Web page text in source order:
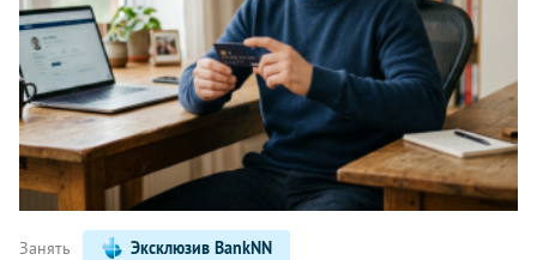
Занять Эксклюзив BankNN